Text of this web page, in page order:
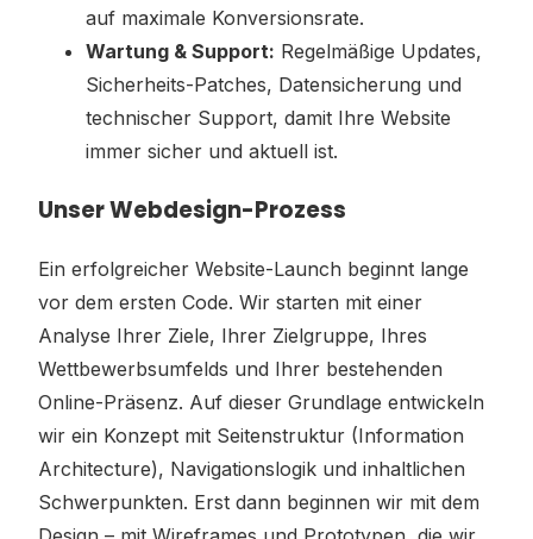
auf maximale Konversionsrate.
Wartung & Support: Regelmäßige Updates,
Sicherheits-Patches, Datensicherung und
technischer Support, damit Ihre Website
immer sicher und aktuell ist.
Unser Webdesign-Prozess
Ein erfolgreicher Website-Launch beginnt lange
vor dem ersten Code. Wir starten mit einer
Analyse Ihrer Ziele, Ihrer Zielgruppe, Ihres
Wettbewerbsumfelds und Ihrer bestehenden
Online-Präsenz. Auf dieser Grundlage entwickeln
wir ein Konzept mit Seitenstruktur (Information
Architecture), Navigationslogik und inhaltlichen
Schwerpunkten. Erst dann beginnen wir mit dem